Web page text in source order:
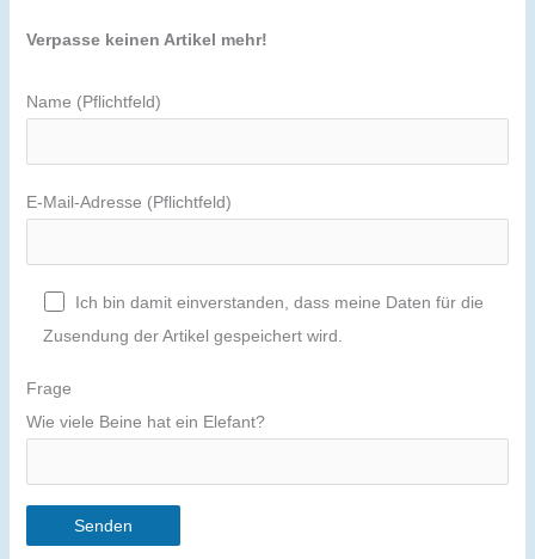
Verpasse keinen Artikel mehr!
Name (Pflichtfeld)
E-Mail-Adresse (Pflichtfeld)
Ich bin damit einverstanden, dass meine Daten für die
Zusendung der Artikel gespeichert wird.
Frage
Wie viele Beine hat ein Elefant?